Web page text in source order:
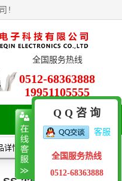
!
全国服务热线
0512-68363888
19951105555
航
单
情
Q Q 咨 询
客服
全国服务热线
0512-68363888